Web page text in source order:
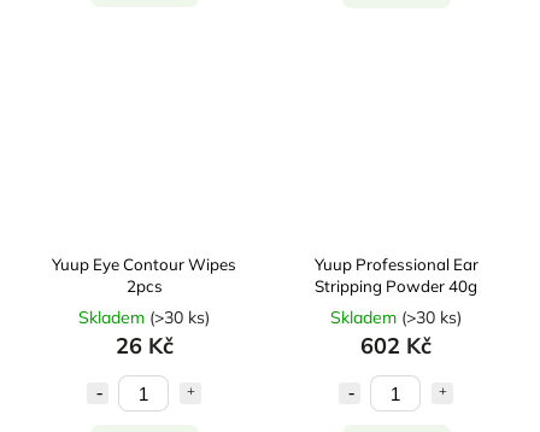
Yuup Eye Contour Wipes
2pcs
Skladem (>30 ks)
26 Kč
Yuup Professional Ear
Stripping Powder 40g
Skladem (>30 ks)
602 Kč